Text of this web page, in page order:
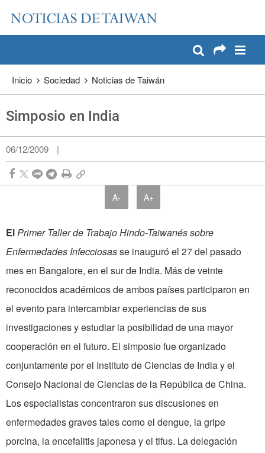
Pase a contenido principal
Inicio Sociedad Noticias de Taiwán
Simposio en India
06/12/2009 |
A- A+
ElPrimer Taller de Trabajo Hindo-Taiwanés sobre
Enfermedades Infecciosasse inauguró el 27 del pasado
mes en Bangalore, en el sur de India. Más de veinte
reconocidos académicos de ambos países participaron en
el evento para intercambiar experiencias de sus
investigaciones y estudiar la posibilidad de una mayor
cooperación en el futuro. El simposio fue organizado
conjuntamente por el Instituto de Ciencias de India y el
Consejo Nacional de Ciencias de la República de China.
Los especialistas concentraron sus discusiones en
enfermedades graves tales como el dengue, la gripe
porcina, la encefalitis japonesa y el tifus. La delegación